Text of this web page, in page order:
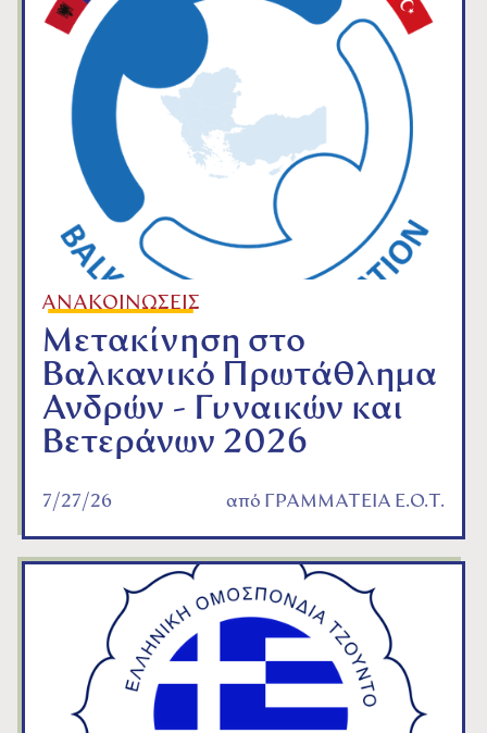
ΑΝΑΚΟΙΝΩΣΕΙΣ
Μετακίνηση στο
Βαλκανικό Πρωτάθλημα
Ανδρών - Γυναικών και
Βετεράνων 2026
7/27/26 από ΓΡΑΜΜΑΤΕΙΑ Ε.Ο.Τ.